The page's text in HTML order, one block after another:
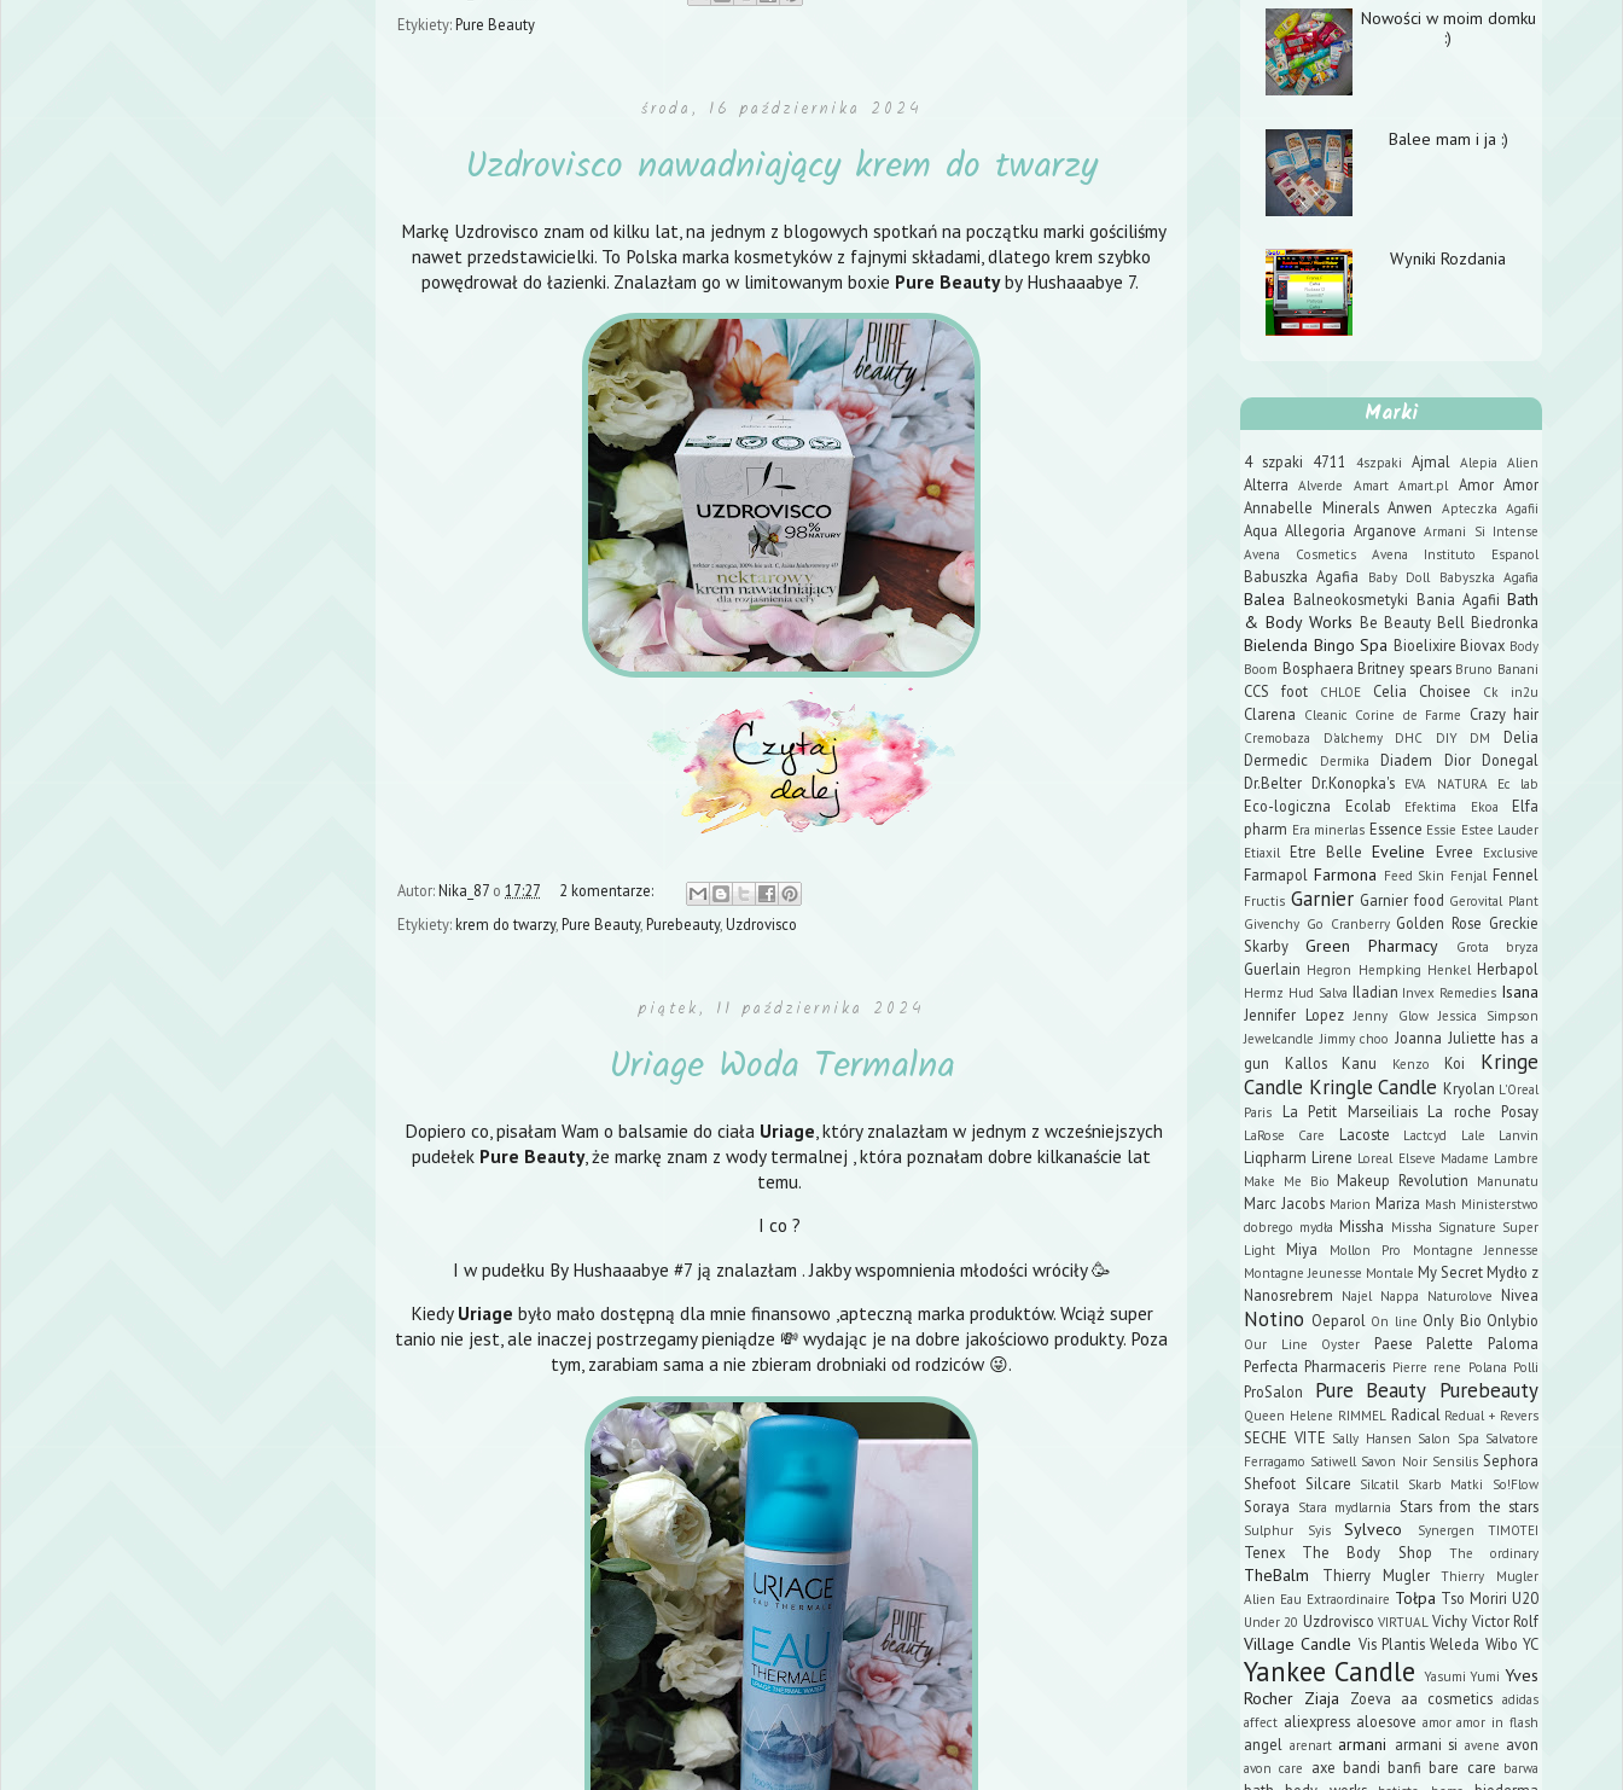
Etykiety:Pure Beauty
środa, 16 października 2024
Uzdrovisco nawadniający krem do twarzy
Markę Uzdrovisco znam od kilku lat, na jednym z blogowych spotkań na początku marki gościliśmy
nawet przedstawicielki. To Polska marka kosmetyków z fajnymi składami, dlatego krem szybko
powędrował do łazienki. Znalazłam go w limitowanym boxie Pure Beautyby Hushaaabye 7.
Autor:Nika_87 o 17:27
2 komentarze:
Etykiety:krem do twarzy, Pure Beauty, Purebeauty, Uzdrovisco
piątek, 11 października 2024
Uriage Woda Termalna
Dopiero co, pisałam Wam o balsamie do ciała Uriage, który znalazłam w jednym z wcześniejszych
pudełek Pure Beauty, że markę znam z wody termalnej , która poznałam dobre kilkanaście lat
temu.
I co ?
I w pudełku By Hushaaabye #7 ją znalazłam . Jakby wspomnienia młodości wróciły 🥳
Kiedy Uriage było mało dostępną dla mnie finansowo ,apteczną marka produktów. Wciąż super
tanio nie jest, ale inaczej postrzegamy pieniądze 💸 wydając je na dobre jakościowo produkty. Poza
tym, zarabiam sama a nie zbieram drobniaki od rodziców 😜.
Nowości w moim domku
:)
Balee mam i ja :)
Wyniki Rozdania
Marki
4 szpaki 4711 4szpaki Ajmal Alepia Alien
Alterra Alverde Amart Amart.pl
Amor Amor
Annabelle Minerals Anwen Apteczka Agafii
Aqua Allegoria Arganove Armani Si Intense
Avena Cosmetics
Avena Instituto Espanol
Babuszka Agafia Baby Doll Babyszka Agafia
Balea Balneokosmetyki Bania Agafii Bath
& Body Works Be Beauty Bell Biedronka
Bielenda Bingo Spa Bioelixire Biovax Body
Boom Bosphaera Britney spears Bruno Banani
CCS foot CHLOE Celia Choisee Ck in2u
Clarena Cleanic Corine de Farme Crazy hair
Cremobaza D'alchemy DHC DIY DM
Delia
Dermedic
Dermika Diadem Dior
Donegal
Dr.Belter Dr.Konopka's EVA NATURA Ec lab
Eco-logiczna Ecolab Efektima Ekoa
Elfa
pharm Era minerlas Essence Essie Estee Lauder
Etiaxil
Etre Belle Eveline Evree Exclusive
Farmapol Farmona Feed Skin Fenjal Fennel
Fructis Garnier Garnier food Gerovital Plant
Givenchy Go Cranberry Golden Rose Greckie
Skarby
Green Pharmacy Grota bryza
Guerlain Hegron Hempking Henkel Herbapol
Hermz Hud Salva Iladian Invex Remedies Isana
Jennifer Lopez Jenny Glow Jessica Simpson
Jewelcandle Jimmy choo Joanna Juliette has a
gun
Kallos Kanu Kenzo Koi
Kringe
Candle Kringle Candle Kryolan L'Oreal
Paris
La Petit Marseiliais La roche Posay
LaRose Care Lacoste Lactcyd Lale Lanvin
Liqpharm Lirene Loreal Elseve Madame Lambre
Make Me Bio Makeup Revolution Manunatu
Marc Jacobs Marion Mariza Mash Ministerstwo
dobrego mydła Missha Missha Signature Super
Light
Miya Mollon Pro
Montagne Jennesse
Montagne Jeunesse Montale My Secret Mydło z
Nanosrebrem
Najel Nappa Naturolove Nivea
Notino Oeparol On line Only Bio Onlybio
Our Line Oyster Paese Palette
Paloma
Perfecta Pharmaceris Pierre rene Polana Polli
ProSalon Pure Beauty Purebeauty
Queen Helene RIMMEL Radical Redual + Revers
SECHE VITE Sally Hansen Salon Spa Salvatore
Ferragamo Satiwell Savon Noir Sensilis Sephora
Shefoot Silcare Silcatil Skarb Matki So!Flow
Soraya Stara mydlarnia Stars from the stars
Sulphur Syis Sylveco Synergen TIMOTEI
Tenex The Body Shop The ordinary
TheBalm Thierry Mugler
Thierry Mugler
Alien Eau Extraordinaire Tołpa Tso Moriri U20
Under 20 Uzdrovisco VIRTUAL Vichy Victor Rolf
Village Candle Vis Plantis Weleda Wibo YC
Yankee Candle Yasumi Yumi Yves
Rocher Ziaja Zoeva aa cosmetics adidas
affect aliexpress aloesove amor amor in flash
angel arenart armani armani si avene avon
avon care axe bandi banfi bare care barwa